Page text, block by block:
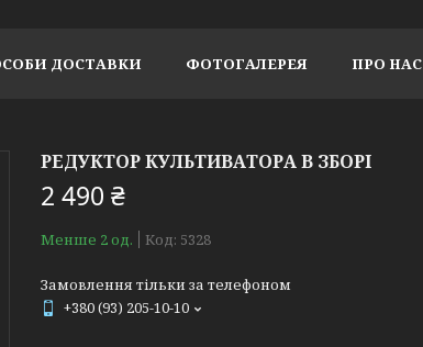
ДОСТАВКИ ФОТОГАЛЕРЕЯ ПРО НАС
РЕДУКТОР КУЛЬТИВАТОРА В ЗБОРІ
2 490 ₴
Менше 2 од. Код: 5328
Замовлення тільки за телефоном
+380 (93) 205-10-10